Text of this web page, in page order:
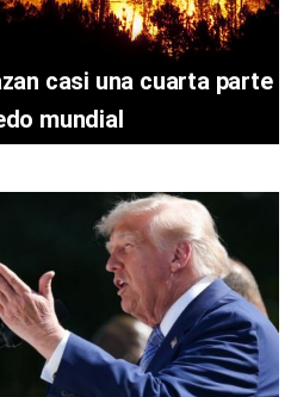
casi una cuarta parte
mundial